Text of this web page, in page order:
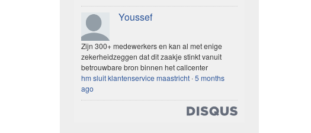
Youssef
Zijn 300+ medewerkers en kan al met enige
zekerheidzeggen dat dit zaakje stinkt vanuit
betrouwbare bron binnen het callcenter
hm sluit klantenservice maastricht ·5 months
ago